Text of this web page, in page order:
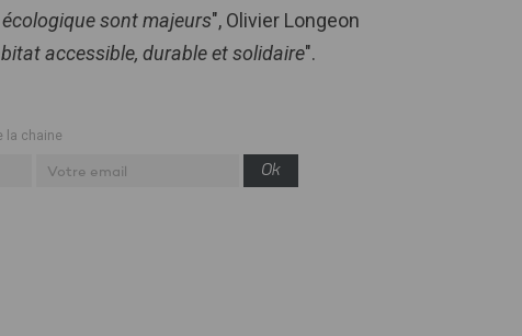
sont majeurs", Olivier Longeon
accessible, durable et solidaire".
la chaine
Ok